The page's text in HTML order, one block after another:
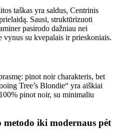
taškas yra saldus, Centrinis
Sausi, struktūrizuoti
pasirodo dažniau nei
su kvepalais ir prieskoniais.
pinot noir charakteris, bet
Tree’s Blondie“ yra aiškiai
pinot noir, su minimaliu
iki modernaus pét